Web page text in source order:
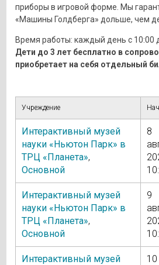
приборы в игровой форме. Мы
«Машины Голдберга» дольше, чем
Время работы: каждый день с 10:00
Дети до 3 лет бесплатно в
приобретает на себя отдельный
Учреждение
Интерактивный музей
науки «Ньютон Парк» в
ТРЦ «Планета»,
Основной
8
Интерактивный музей
науки «Ньютон Парк» в
ТРЦ «Планета»,
Основной
9
Интерактивный музей
10